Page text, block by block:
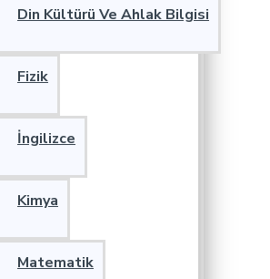
Din Kültürü Ve Ahlak Bilgisi
Fizik
İngilizce
Kimya
Matematik